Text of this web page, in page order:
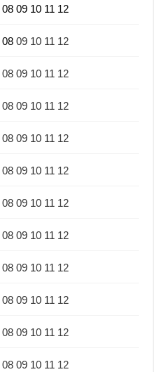
08 09 10 11 12
08 09 10 11 12
08 09 10 11 12
08 09 10 11 12
08 09 10 11 12
08 09 10 11 12
08 09 10 11 12
08 09 10 11 12
08 09 10 11 12
08 09 10 11 12
08 09 10 11 12
08 09 10 11 12